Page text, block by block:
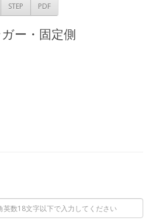
STEP PDF
ー・固定側